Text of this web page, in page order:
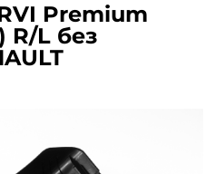
Premium
R/L без